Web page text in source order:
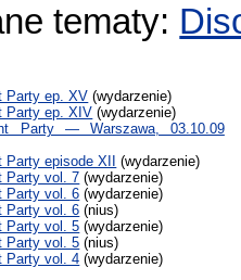
tematy:
Party ep. XV (wydarzenie)
Party ep. XIV (wydarzenie)
Party — Warszawa, 03.10.09
Party episode XII (wydarzenie)
Party vol. 7 (wydarzenie)
Party vol. 6 (wydarzenie)
Party vol. 6 (nius)
Party vol. 5 (wydarzenie)
Party vol. 5 (nius)
Party vol. 4 (wydarzenie)